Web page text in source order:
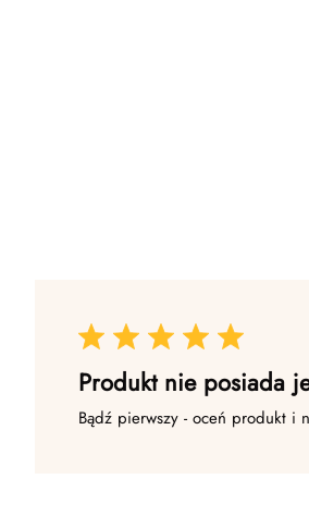
Produkt nie posiada
Bądź pierwszy - oceń produkt i